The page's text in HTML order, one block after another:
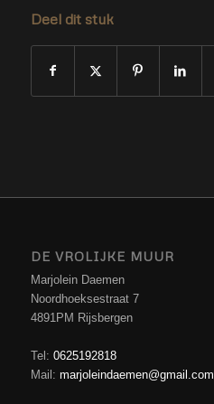
Deel dit stuk
DE VROLIJKE MUUR
Marjolein Daemen
Noordhoeksestraat 7
4891PM Rijsbergen
Tel: 0625192818
Mail: marjoleindaemen@gmail.com